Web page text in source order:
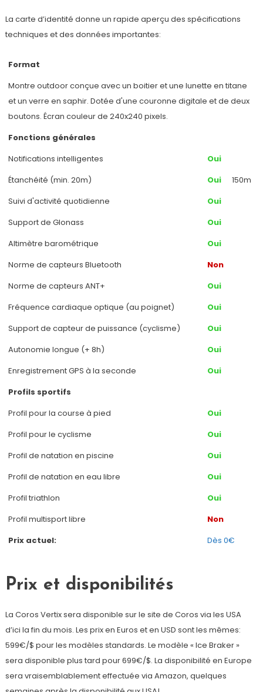
La carte d’identité donne un rapide aperçu des spécifications
techniques et des données importantes:
Format
Montre outdoor conçue avec un boitier et une lunette en titane
et un verre en saphir. Dotée d'une couronne digitale et de deux
boutons. Écran couleur de 240x240 pixels.
Fonctions générales
Notifications intelligentes
Oui
Étanchéité (min. 20m)
Oui
150m
Suivi d'activité quotidienne
Oui
Support de Glonass
Oui
Altimètre barométrique
Oui
Norme de capteurs Bluetooth
Non
Norme de capteurs ANT+
Oui
Fréquence cardiaque optique (au poignet)
Oui
Support de capteur de puissance (cyclisme)
Oui
Autonomie longue (+ 8h)
Oui
Enregistrement GPS à la seconde
Oui
Profils sportifs
Profil pour la course à pied
Oui
Profil pour le cyclisme
Oui
Profil de natation en piscine
Oui
Profil de natation en eau libre
Oui
Profil triathlon
Oui
Profil multisport libre
Non
Prix actuel:
Dès 0€
Prix et disponibilités
La Coros Vertix sera disponible sur le site de Coros via les USA
d’ici la fin du mois. Les prix en Euros et en USD sont les mêmes:
599€/$ pour les modèles standards. Le modèle « Ice Braker »
sera disponible plus tard pour 699€/$. La disponibilité en Europe
sera vraisemblablement effectuée via Amazon, quelques